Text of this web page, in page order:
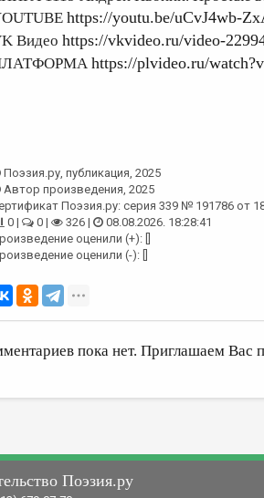
https://youtu.be/uCvJ4wb-
Видео https://vkvideo.ru/video-
https://plvideo.ru/
Поэзия.ру , публикация, 2025
Автор произведения, 2025
Поэзия.ру: серия 339 № 191786 от
0 |
0 | 326 |
08.08.2026. 18:28:41
оценили (+): []
оценили (-): []
пока нет. Приглашаем Вас
Поэзия.ру